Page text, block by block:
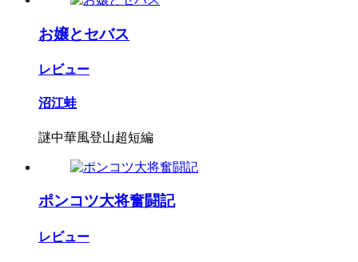
お嬢とセバス
レビュー
沼江蛙
謎中華風登山超短編
ポンコツ大将奮闘記
レビュー